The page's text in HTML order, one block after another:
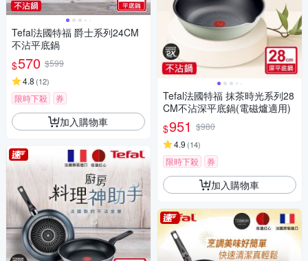
Tefal法國特福 爵士系列24CM
不沾平底鍋
$570 $599
4.8 (12)
限時下殺 券
加入購物車
Tefal法國特福 抹茶時光系列28
CM不沾深平底鍋(電磁爐適用)
$951 $980
4.9 (14)
限時下殺 券
加入購物車